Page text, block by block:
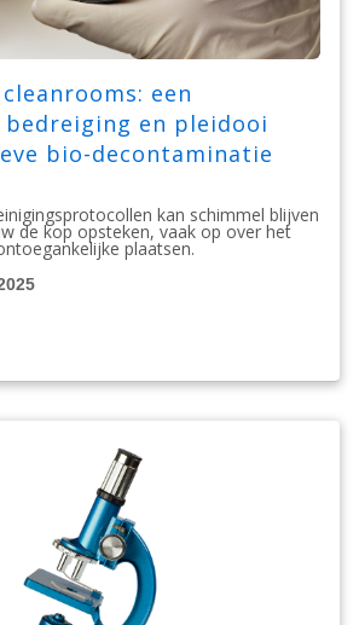
een
bedreiging en pleidooi
bio-decontaminatie
kan schimmel blijven
de kop opsteken, vaak op over het
plaatsen.